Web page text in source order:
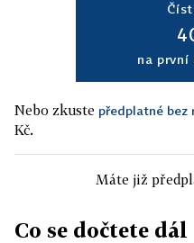
na první
Nebo zkuste předplatné bez
Kč.
Máte již
Co se dočtete dál